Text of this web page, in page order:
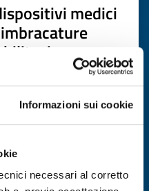
Informazioni sui cookie
necessari al corretto
medici